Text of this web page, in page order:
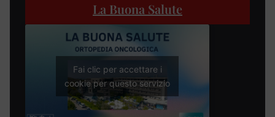
La Buona Salute
Fai clic per accettare i
cookie per questo servizio